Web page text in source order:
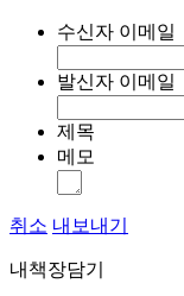
수신자 이메일
발신자 이메일
제목
메모
취소 내보내기
내책장담기